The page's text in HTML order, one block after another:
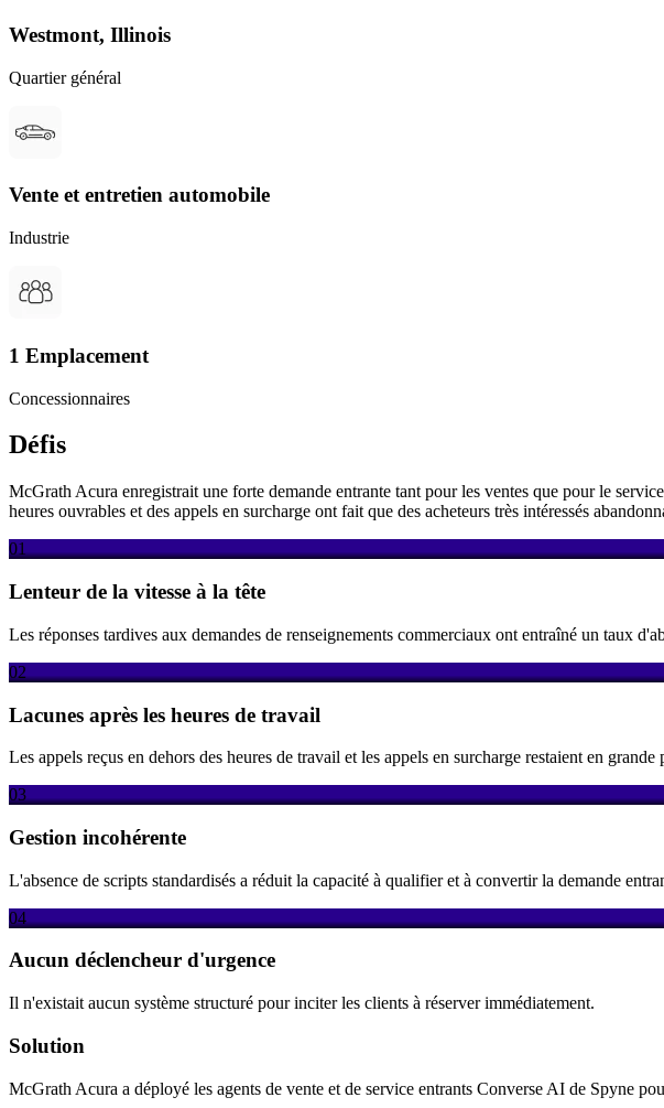
Westmont, Illinois
Quartier général
Vente et entretien automobile
Industrie
1 Emplacement
Concessionnaires
Défis
McGrath Acura enregistrait une forte demande entrante tant pour les ventes que pour le
heures ouvrables et des appels en surcharge ont fait que des acheteurs très intéressés
01
Lenteur de la vitesse à la tête
Les réponses tardives aux demandes de renseignements commerciaux ont entraîné un taux
02
Lacunes après les heures de travail
Les appels reçus en dehors des heures de travail et les appels en surcharge restaient en
03
Gestion incohérente
L'absence de scripts standardisés a réduit la capacité à qualifier et à convertir la demande
04
Aucun déclencheur d'urgence
Il n'existait aucun système structuré pour inciter les clients à réserver immédiatement.
Solution
McGrath Acura a déployé les agents de vente et de service entrants Converse AI de Spyne